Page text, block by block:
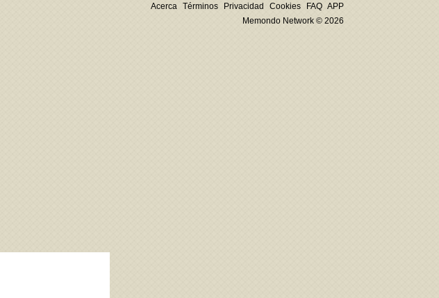
Acerca Términos Privacidad Cookies FAQ APP
Memondo Network © 2026